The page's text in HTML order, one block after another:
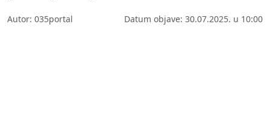
Autor: 035portal Datum objave: 30.07.2025. u 10:00